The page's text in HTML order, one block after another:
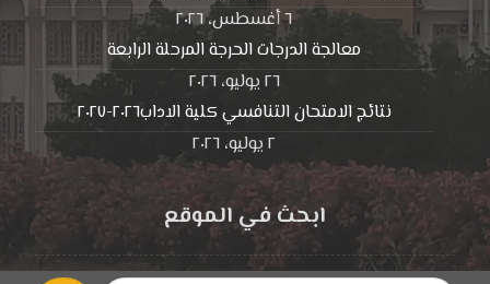
٦ أغسطس، ٢٠٢٦
معالجة الدرجات الحرجة المرحلة الرابعة
٢٦ يوليو، ٢٠٢٦
نتائج الامتحان التنافسي كلية الاداب٢٠٢٦-٢٠٢٧
٢ يوليو، ٢٠٢٦
ابحث في الموقع